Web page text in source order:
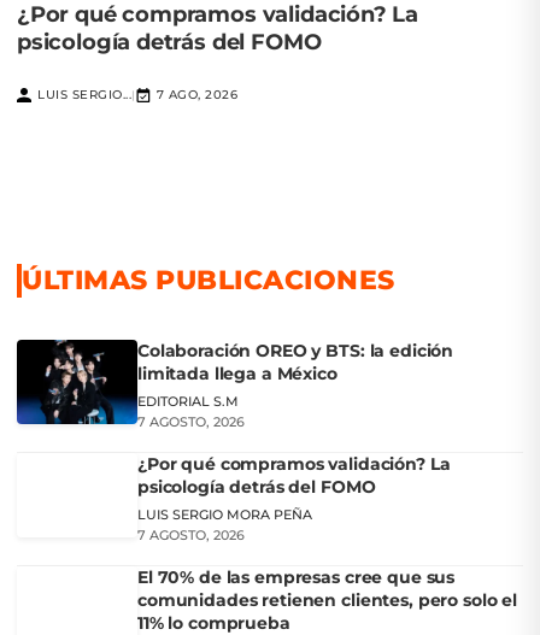
¿Por qué compramos validación? La
psicología detrás del FOMO
LUIS SERGIO... 7 AGO, 2026
ÚLTIMAS PUBLICACIONES
Colaboración OREO y BTS: la edición
limitada llega a México
EDITORIAL S.M
7 AGOSTO, 2026
¿Por qué compramos validación? La
psicología detrás del FOMO
LUIS SERGIO MORA PEÑA
7 AGOSTO, 2026
El 70% de las empresas cree que sus
comunidades retienen clientes, pero solo el
11% lo comprueba